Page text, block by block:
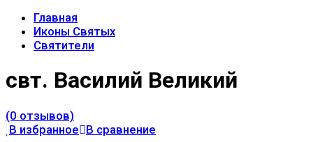
Главная
Иконы Святых
Святители
свт. Василий Великий
(0 отзывов)
В избранное В сравнение